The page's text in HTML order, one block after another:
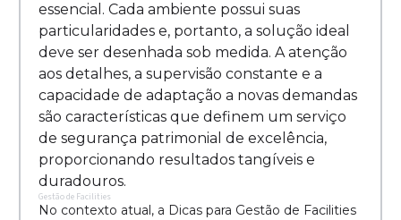
essencial. Cada ambiente possui suas
particularidades e, portanto, a solução ideal
deve ser desenhada sob medida. A atenção
aos detalhes, a supervisão constante e a
capacidade de adaptação a novas demandas
são características que definem um serviço
de segurança patrimonial de excelência,
proporcionando resultados tangíveis e
duradouros.
Gestão de Facilities
No contexto atual, a Dicas para Gestão de Facilities